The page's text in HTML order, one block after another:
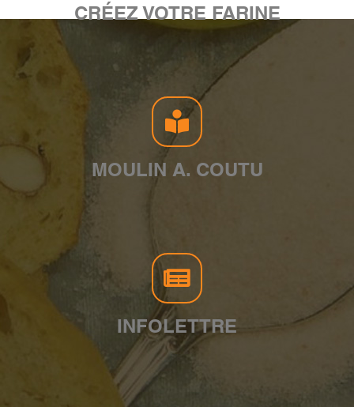
CRÉEZ VOTRE FARINE
MOULIN A. COUTU
INFOLETTRE